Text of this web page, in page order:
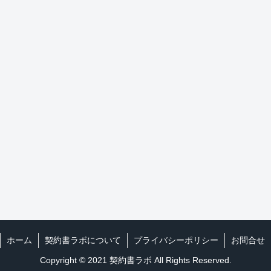
ホーム 契約書ラボについて プライバシーポリシー お問合せ
Copyright © 2021 契約書ラボ All Rights Reserved.